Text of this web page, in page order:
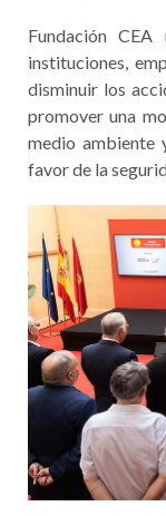
Fundación
instituciones,
disminuir los
promover una
medio ambiente
favor de la